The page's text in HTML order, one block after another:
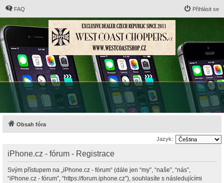
FAQ Přihlásit se
Obsah fóra
Jazyk:
iPhone.cz - fórum - Registrace
Svým přístupem na „iPhone.cz - fórum“ (dále jen “my”, “naše”, “nás”,
“iPhone.cz - fórum”, “https://forum.iphone.cz”), souhlasíte s následujícími